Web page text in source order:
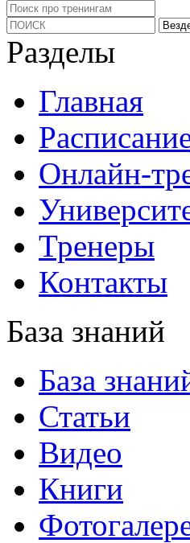
Разделы
Главная
Онлайн-
Тренеры
Контакты
База знаний
База
Статьи
Видео
Книги